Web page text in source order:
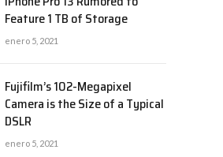
Feature 1 TB of Storage
enero 5, 2021
Fujifilm’s 102-Megapixel
Camera is the Size of a Typical
DSLR
enero 5, 2021